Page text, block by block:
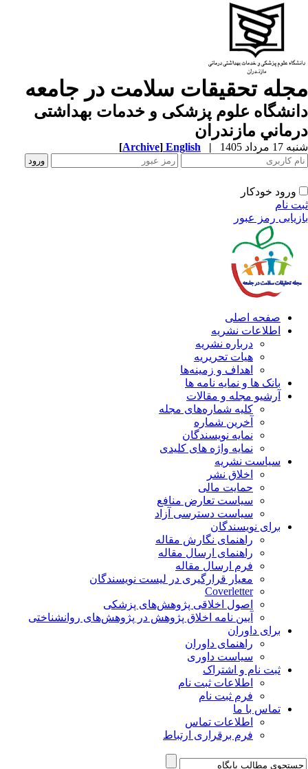
تحقیقات سلامت در جامعه
علوم پزشكی و خدمات بهداشتی
مازندران
مرداد 1405 |
English
[Archive]
ورود خودکار
نام
رمز عبور
صفحه اصلی
اطلاعات نشریه
درباره نشریه
هیات تحریریه
اهداف و زمینه‌ها
بانک ها و نمایه نامه ها
آرشیو مجله و مقالات
کلیه شماره‌های مجله
آخرین شماره
نمایه نویسندگان
نمایه واژه های کلیدی
سیاست نشریه
اخلاق نشر
حمایت مالی
سیاست تعارض منافع
سیاست دسترسی آزاد
برای نویسندگان
راهنمای نگارش مقاله
راهنمای ارسال مقاله
فرم ارسال مقاله
معیار قرارگیری در لیست نویسندگان
Coverletter
اصول اخلاقی پژوهش‌های پزشکی
آیین نامه اخلاق پژوهش در پژوهش‌های روانشناختی
برای داوران
راهنمای داوران
سیاست داوری
ثبت نام و اشتراک
اطلاعات ثبت نام
فرم ثبت نام
تماس با ما
اطلاعات تماس
فرم برقراری ارتباط